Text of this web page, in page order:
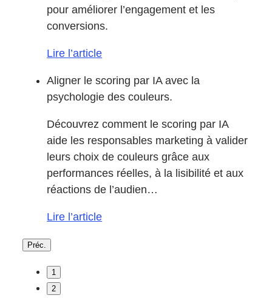
pour améliorer l’engagement et les
conversions.
Lire l’article
Aligner le scoring par IA avec la
psychologie des couleurs.
Découvrez comment le scoring par IA
aide les responsables marketing à valider
leurs choix de couleurs grâce aux
performances réelles, à la lisibilité et aux
réactions de l’audien…
Lire l’article
Préc.
1
2